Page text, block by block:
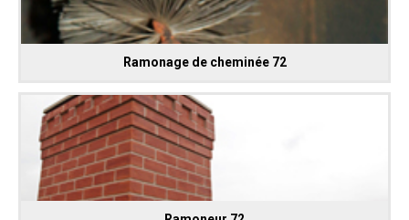
Ramonage de cheminée 72